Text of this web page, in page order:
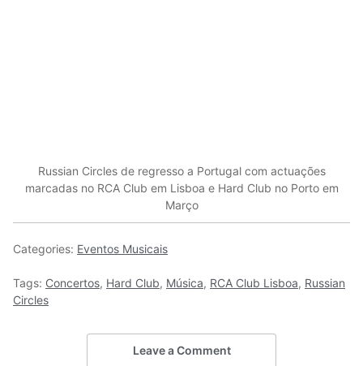
Russian Circles de regresso a Portugal com actuações
marcadas no RCA Club em Lisboa e Hard Club no Porto em
Março
Categories: Eventos Musicais
Tags: Concertos, Hard Club, Música, RCA Club Lisboa, Russian
Circles
Leave a Comment